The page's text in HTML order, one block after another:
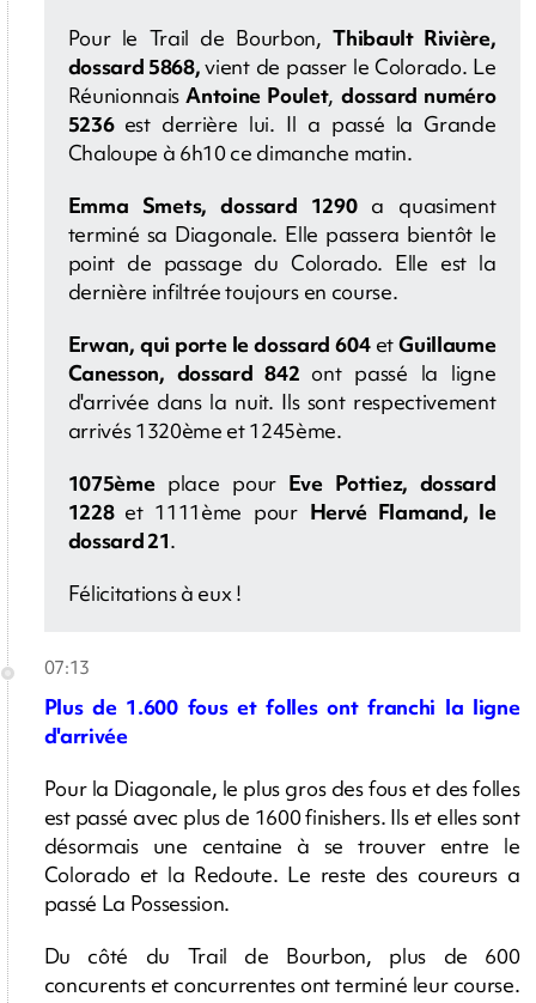
Pour le Trail de Bourbon,Thibault Rivière,
dossard 5868,vient de passer le Colorado. Le
RéunionnaisAntoine Poulet,dossard numéro
5236 est derrière lui. Il a passé la Grande
Chaloupe à 6h10 ce dimanche matin.
Emma Smets, dossard 1290 a quasiment
terminé sa Diagonale. Elle passera bientôt le
point de passage du Colorado. Elle est la
dernière infiltrée toujours en course.
Erwan, qui porte le dossard 604 etGuillaume
Canesson, dossard 842 ont passé la ligne
d'arrivée dans la nuit. Ils sont respectivement
arrivés 1320ème et 1245ème.
1075èmeplace pour Eve Pottiez, dossard
1228 et 1111ème pour Hervé Flamand, le
dossard 21.
Félicitations à eux !
07:13
Plus de 1.600 fous et folles ont franchi la ligne
d'arrivée
Pour la Diagonale, le plus gros des fous et des folles
est passé avec plus de 1600 finishers. Ils et elles sont
désormais une centaine à se trouver entre le
Colorado et la Redoute. Le reste des coureurs a
passé La Possession.
Du côté du Trail de Bourbon, plus de 600
concurents et concurrentes ont terminé leur course.